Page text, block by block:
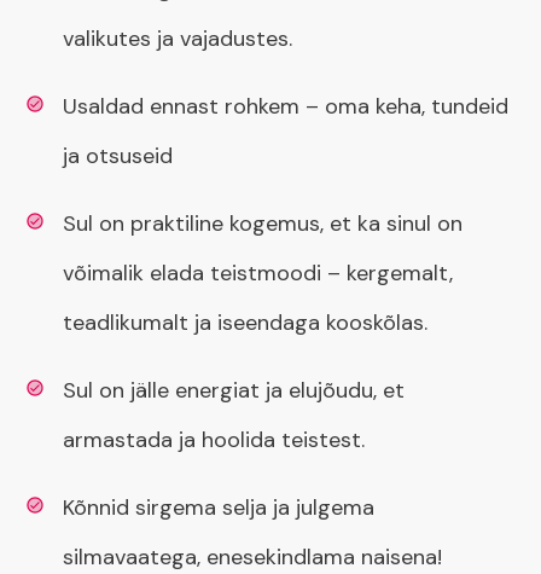
valikutes ja vajadustes.
Usaldad ennast rohkem – oma keha, tundeid
ja otsuseid
Sul on praktiline kogemus, et ka sinul on
võimalik elada teistmoodi – kergemalt,
teadlikumalt ja iseendaga kooskõlas.
Sul on jälle energiat ja elujõudu, et
armastada ja hoolida teistest.
Kõnnid sirgema selja ja julgema
silmavaatega, enesekindlama naisena!